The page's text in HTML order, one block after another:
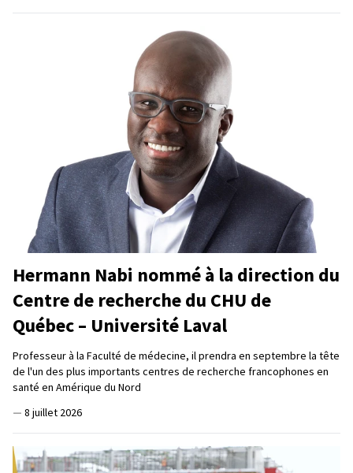
Hermann Nabi nommé à la direction du
Centre de recherche du CHU de
Québec – Université Laval
Professeur à la Faculté de médecine, il prendra en septembre la tête
de l'un des plus importants centres de recherche francophones en
santé en Amérique du Nord
— 8 juillet 2026